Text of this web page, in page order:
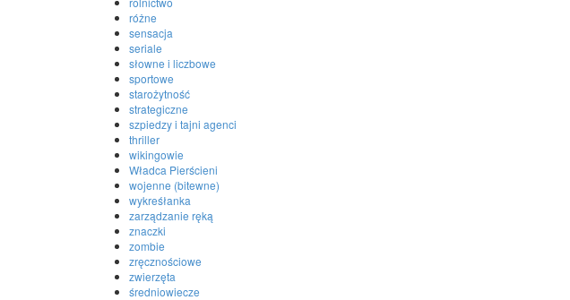
różne
sensacja
seriale
słowne i liczbowe
sportowe
starożytność
strategiczne
szpiedzy i tajni agenci
thriller
wikingowie
Władca Pierścieni
wojenne (bitewne)
wykreśłanka
zarządzanie ręką
znaczki
zombie
zręcznościowe
zwierzęta
średniowiecze